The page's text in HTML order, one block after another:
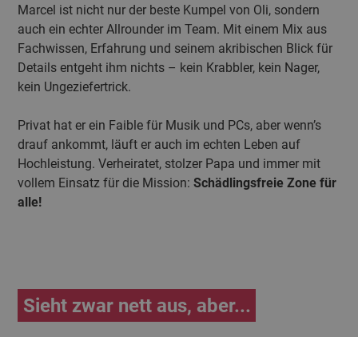
Marcel ist nicht nur der beste Kumpel von Oli, sondern
auch ein echter Allrounder im Team. Mit einem Mix aus
Fachwissen, Erfahrung und seinem akribischen Blick für
Details entgeht ihm nichts – kein Krabbler, kein Nager,
kein Ungeziefertrick.
Privat hat er ein Faible für Musik und PCs, aber wenn’s
drauf ankommt, läuft er auch im echten Leben auf
Hochleistung. Verheiratet, stolzer Papa und immer mit
vollem Einsatz für die Mission:Schädlingsfreie Zone für
alle!
Sieht zwar nett aus, aber...